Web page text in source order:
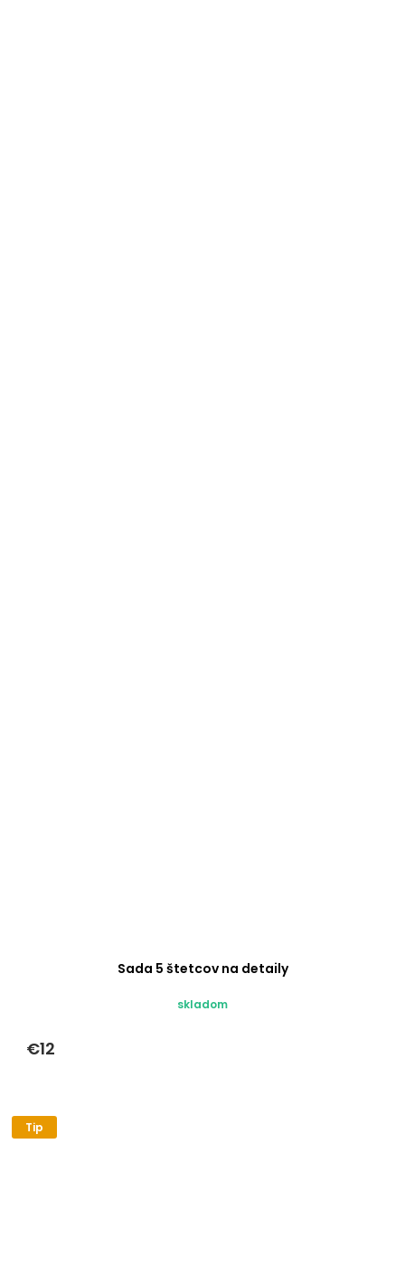
Sada 5 štetcov na detaily
skladom
€12
Tip